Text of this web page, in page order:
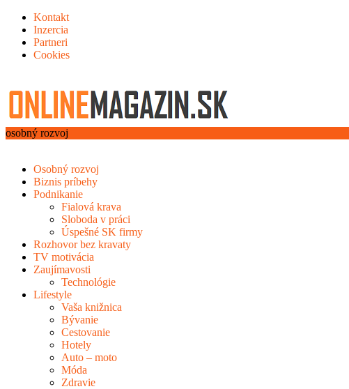
Kontakt
Inzercia
Partneri
Cookies
osobný rozvoj
Osobný rozvoj
Biznis príbehy
Podnikanie
Fialová krava
Sloboda v práci
Úspešné SK firmy
Rozhovor bez kravaty
TV motivácia
Zaujímavosti
Technológie
Lifestyle
Vaša knižnica
Bývanie
Cestovanie
Hotely
Auto – moto
Móda
Zdravie